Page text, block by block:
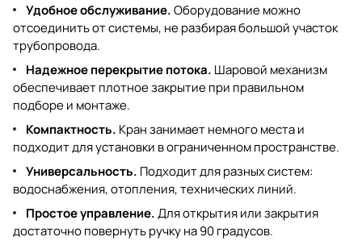
Удобное обслуживание.Оборудование можно
отсоединить от системы, не разбирая большой участок
трубопровода.
Надежное перекрытие потока. Шаровой механизм
обеспечивает плотное закрытие при правильном
подборе и монтаже.
Компактность. Кран занимает немного места и
подходит для установки в ограниченном пространстве.
Универсальность. Подходит для разных систем:
водоснабжения, отопления, технических линий.
Простое управление.Для открытия или закрытия
достаточно повернуть ручку на 90 градусов.